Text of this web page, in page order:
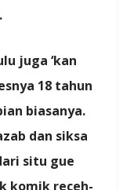
juga ‘kan
18 tahun
biasanya.
dan siksa
situ gue
komik receh-